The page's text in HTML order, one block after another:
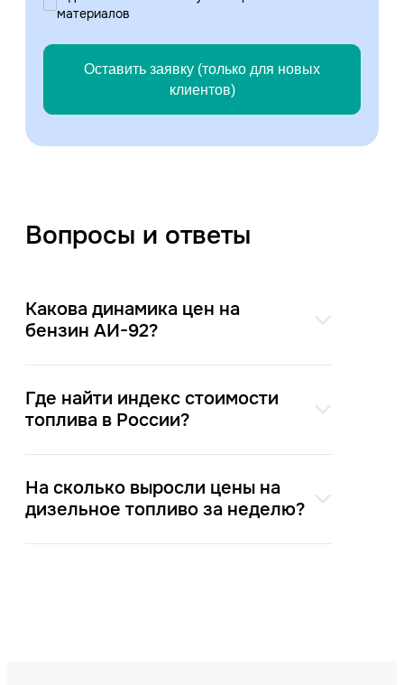
материалов
Оставить заявку (только для новых
клиентов)
Вопросы и ответы
Какова динамика цен на
бензин АИ-92?
Где найти индекс стоимости
топлива в России?
На сколько выросли цены на
дизельное топливо за неделю?